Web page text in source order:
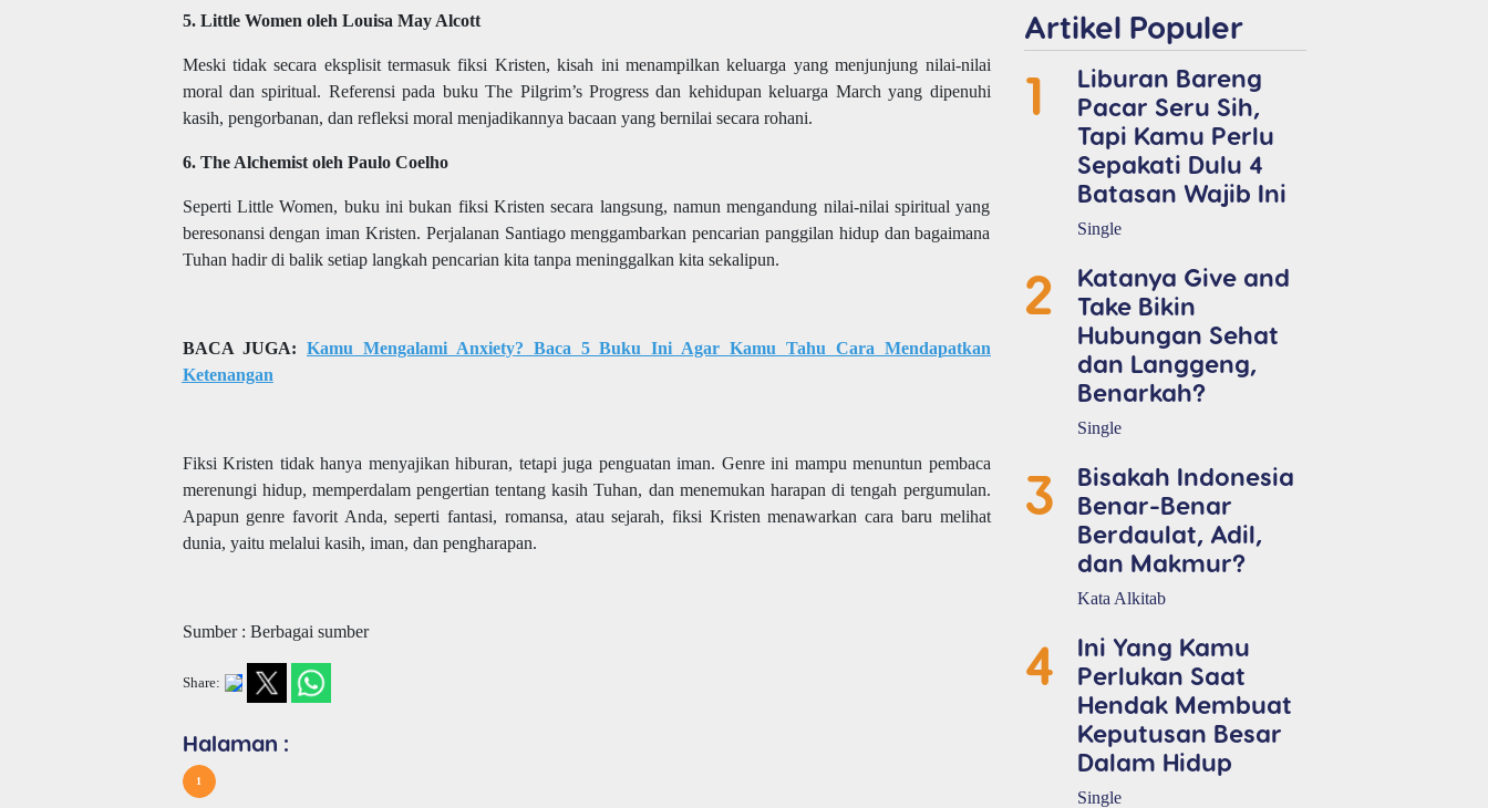
5. Little Women oleh Louisa May Alcott
Meski tidak secara eksplisit termasuk fiksi Kristen, kisah ini menampilkan keluarga yang menjunjung nilai-nilai
moral dan spiritual. Referensi pada buku The Pilgrim’s Progress dan kehidupan keluarga March yang dipenuhi
kasih, pengorbanan, dan refleksi moral menjadikannya bacaan yang bernilai secara rohani.
6. The Alchemist oleh Paulo Coelho
Seperti Little Women, buku ini bukan fiksi Kristen secara langsung, namun mengandung nilai-nilai spiritual yang
beresonansi dengan iman Kristen. Perjalanan Santiago menggambarkan pencarian panggilan hidup dan bagaimana
Tuhan hadir di balik setiap langkah pencarian kita tanpa meninggalkan kita sekalipun.
BACA JUGA:Kamu Mengalami Anxiety? Baca 5 Buku Ini Agar Kamu Tahu Cara Mendapatkan
Ketenangan
Fiksi Kristen tidak hanya menyajikan hiburan, tetapi juga penguatan iman. Genre ini mampu menuntun pembaca
merenungi hidup, memperdalam pengertian tentang kasih Tuhan, dan menemukan harapan di tengah pergumulan.
Apapun genre favorit Anda, seperti fantasi, romansa, atau sejarah, fiksi Kristen menawarkan cara baru melihat
dunia, yaitu melalui kasih, iman, dan pengharapan.
Sumber : Berbagai sumber
Share:
Halaman :
1
Artikel Populer
1
Liburan Bareng
Pacar Seru Sih,
Tapi Kamu Perlu
Sepakati Dulu 4
Batasan Wajib Ini
Single
2
Katanya Give and
Take Bikin
Hubungan Sehat
dan Langgeng,
Benarkah?
Single
3
Bisakah Indonesia
Benar-Benar
Berdaulat, Adil,
dan Makmur?
Kata Alkitab
4
Ini Yang Kamu
Perlukan Saat
Hendak Membuat
Keputusan Besar
Dalam Hidup
Single